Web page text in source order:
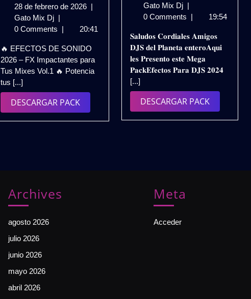
28 de febrero de 2026 28
febrero
2026
|
Gato Mix Dj EFECTOS
DE
2026
|
FX
Tus
|
0 Comments | 20:41
🔥 EFECTOS DE SONIDO
2026 – FX Impactantes para
Tus Mixes Vol.1 🔥 Potencia
tus [...]
DESCARGAR PACKDESCARGAR
PACK
agosto
2024
Gato Mix Dj 𝗠𝗘𝗚𝗔
𝗣𝗔𝗖𝗞
𝗣𝗔𝗥𝗔
𝗗𝗝𝗦
𝟮𝟬𝟮𝟰
–
𝗚𝗥𝗔𝗧𝗜𝗦
|
0 Comments | 19:54
𝐒𝐚𝐥𝐮𝐝𝐨𝐬 𝐂𝐨𝐫𝐝𝐢𝐚𝐥𝐞𝐬 𝐀𝐦𝐢𝐠𝐨𝐬
𝐃𝐉𝐒 𝐝𝐞𝐥 𝐏𝐥𝐚𝐧𝐞𝐭𝐚 𝐞𝐧𝐭𝐞𝐫𝐨𝐀𝐪𝐮𝐢
𝐥𝐞𝐬 𝐏𝐫𝐞𝐬𝐞𝐧𝐭𝐨 𝐞𝐬𝐭𝐞 𝐌𝐞𝐠𝐚
𝐏𝐚𝐜𝐤𝐄𝐟𝐞𝐜𝐭𝐨𝐬 𝐏𝐚𝐫𝐚 𝐃𝐉𝐒 𝟐𝟎𝟐𝟒
[...]
DESCARGAR PACKDESCARGAR
PACK
Archives
agosto 2026
julio 2026
junio 2026
mayo 2026
abril 2026
Meta
Acceder